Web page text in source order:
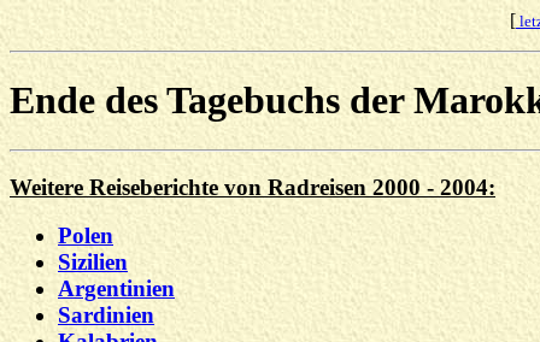
[
Ende des Tagebuchs der
Weitere Reiseberichte von Radreisen 2000 - 2004:
Polen
Sizilien
Argentinien
Sardinien